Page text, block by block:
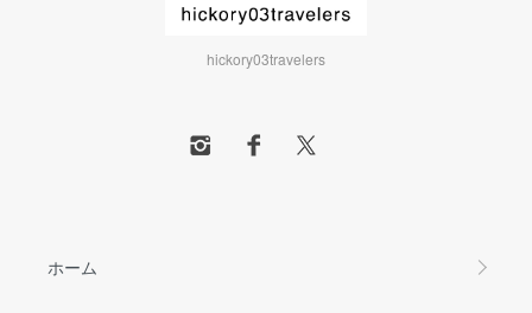
hickory03travelers
ホーム